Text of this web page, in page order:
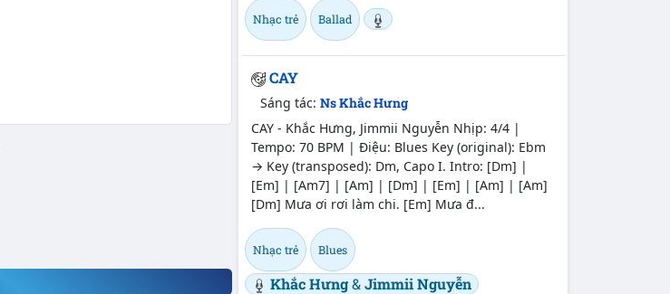
Nhạc trẻ Ballad
CAY
Sáng tác:Ns Khắc Hưng
CAY - Khắc Hưng, Jimmii Nguyễn Nhịp: 4/4 |
Tempo: 70 BPM | Điệu: Blues Key (original): Ebm
→ Key (transposed): Dm, Capo I. Intro: [Dm] |
[Em] | [Am7] | [Am] | [Dm] | [Em] | [Am] | [Am]
[Dm] Mưa ơi rơi làm chi. [Em] Mưa đ...
Nhạc trẻ Blues
Khắc Hưng&Jimmii Nguyễn